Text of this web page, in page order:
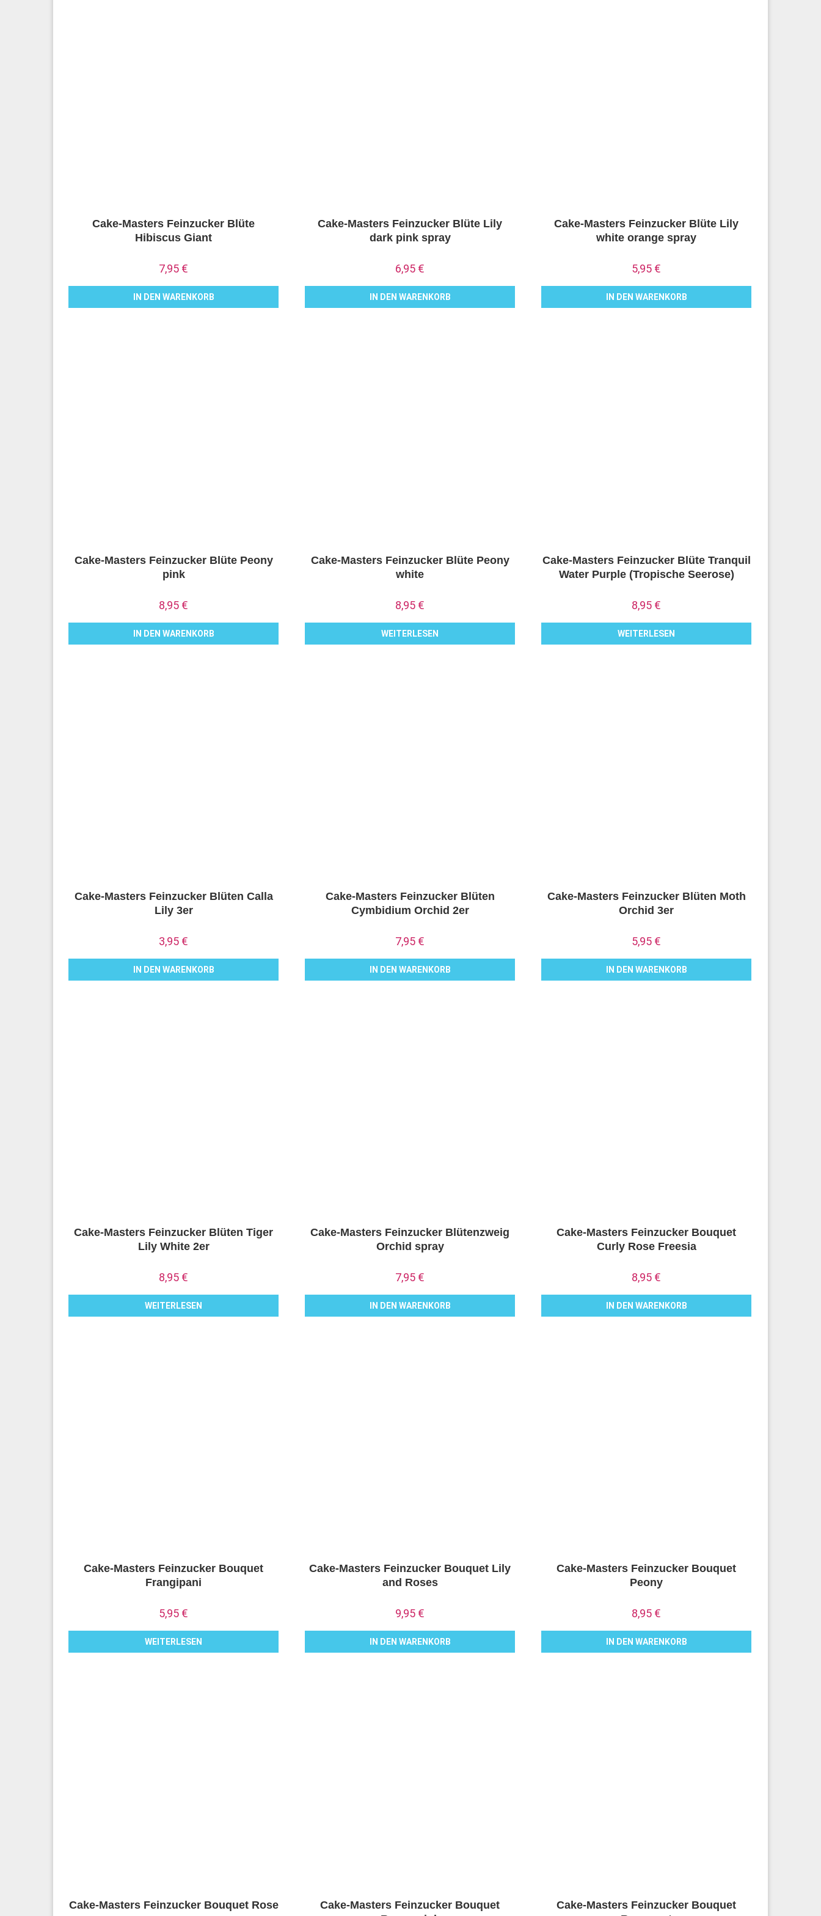
Cake-Masters Feinzucker Blüte
Hibiscus Giant
7,95 €
IN DEN WARENKORB
Cake-Masters Feinzucker Blüte Lily
dark pink spray
6,95 €
IN DEN WARENKORB
Cake-Masters Feinzucker Blüte Lily
white orange spray
5,95 €
IN DEN WARENKORB
Cake-Masters Feinzucker Blüte Peony
pink
8,95 €
IN DEN WARENKORB
Cake-Masters Feinzucker Blüte Peony
white
8,95 €
WEITERLESEN
Cake-Masters Feinzucker Blüte Tranquil
Water Purple (Tropische Seerose)
8,95 €
WEITERLESEN
Cake-Masters Feinzucker Blüten Calla
Lily 3er
3,95 €
IN DEN WARENKORB
Cake-Masters Feinzucker Blüten
Cymbidium Orchid 2er
7,95 €
IN DEN WARENKORB
Cake-Masters Feinzucker Blüten Moth
Orchid 3er
5,95 €
IN DEN WARENKORB
Cake-Masters Feinzucker Blüten Tiger
Lily White 2er
8,95 €
WEITERLESEN
Cake-Masters Feinzucker Blütenzweig
Orchid spray
7,95 €
IN DEN WARENKORB
Cake-Masters Feinzucker Bouquet
Curly Rose Freesia
8,95 €
IN DEN WARENKORB
Cake-Masters Feinzucker Bouquet
Frangipani
5,95 €
WEITERLESEN
Cake-Masters Feinzucker Bouquet Lily
and Roses
9,95 €
IN DEN WARENKORB
Cake-Masters Feinzucker Bouquet
Peony
8,95 €
IN DEN WARENKORB
Cake-Masters Feinzucker Bouquet Rose
Cake-Masters Feinzucker Bouquet
Cake-Masters Feinzucker Bouquet